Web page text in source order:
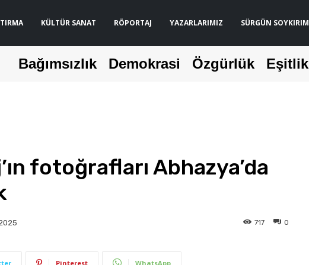
KÜLTÜR SANAT RÖPORTAJ YAZARLARIMIZ SÜRGÜN SOYKIRIM
Bağımsızlık Demokrasi Özgürlük Eşitlik
fotoğrafları Abhazya’da
0
717
Pinterest WhatsApp